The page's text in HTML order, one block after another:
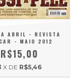
ABRIL - REVISTA
- MAIO 2012
R$15,00
X DE R$5,46